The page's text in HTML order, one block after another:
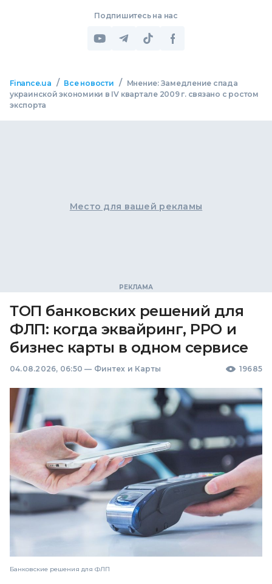
Подпишитесь на нас
Finance.ua / Все новости /
Мнение: Замедление спада
украинской экономики в IV квартале 2009 г. связано с ростом
экспорта
Место для вашей рекламы
ТОП банковских решений для
ФЛП: когда эквайринг, РРО и
бизнес карты в одном сервисе
04.08.2026, 06:50 — Финтех и Карты 19685
Банковские решения для ФЛП